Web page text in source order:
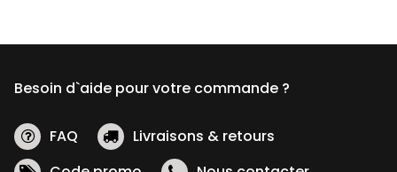
peuvent
choisies
la
Besoin d`aide pour votre commande ?
FAQ
Livraisons & retours